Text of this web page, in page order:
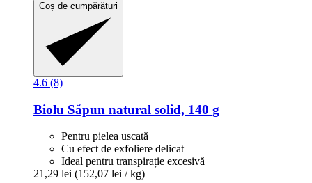
Coș de cumpărături
4.6 (8)
Biolu Săpun natural solid, 140 g
Pentru pielea uscată
Cu efect de exfoliere delicat
Ideal pentru transpirație excesivă
21,29 lei (152,07 lei / kg)